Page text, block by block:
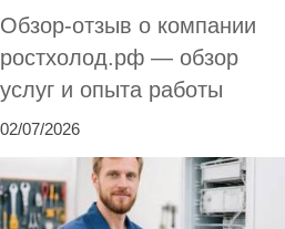
Обзор-отзыв о компании
ростхолод.рф — обзор
услуг и опыта работы
02/07/2026